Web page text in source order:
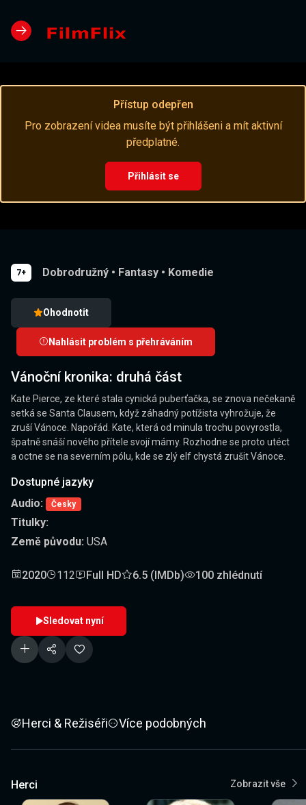
Přístup odepřen
Pro zobrazení videa musíte být přihlášeni a mít aktivní
předplatné.
Přihlásit se
7+ Dobrodružný • Fantasy • Komedie
Ohodnotit
Nahlásit problém s přehráváním
Vánoční kronika: druhá část
Kate Pierce, ze které stala cynická puberťačka, se znova nečekaně
setká se Santa Clausem, když záhadný potížista vyhrožuje, že
zruší Vánoce. Napořád. Kate, která od minula trochu povyrostla,
špatně snáší nového přítele svojí mámy. Rozhodne se proto utéct
a octne se na severním pólu, kde se zlý elf chystá zrušit Vánoce.
Dostupné jazyky
Audio:
Česky
Titulky:
Země původu: USA
2020 112 Full HD 6.5 (IMDb) 100 zhlédnutí
Sledovat nyní
Herci & Režiséři Více podobných
Herci Zobrazit vše